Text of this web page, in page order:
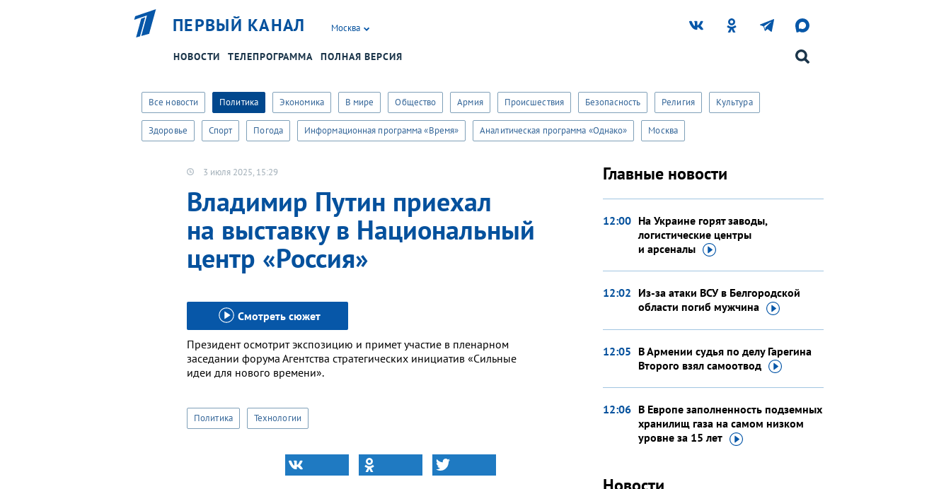
ПЕРВЫЙ КАНАЛ Москва
НОВОСТИ ТЕЛЕПРОГРАММА ПОЛНАЯ ВЕРСИЯ
Хотите получать уведомления от сайта «Первого канала»? Да Не сейчас
Все новости Политика Экономика В мире Общество Армия Происшествия Безопасность Религия Культура
Здоровье Спорт Погода Информационная программа «Время» Аналитическая программа «Однако» Москва
3 июля 2025, 15:29
Владимир Путин приехал
на выставку в Национальный
центр «Россия»
Смотреть сюжет
Президент осмотрит экспозицию и примет участие в пленарном
заседании форума Агентства стратегических инициатив «Сильные
идеи для нового времени».
Политика Технологии
Главные новости
12:00 На Украине горят заводы,
логистические центры
и арсеналы
12:02 Из-за атаки ВСУ в Белгородской
области погиб мужчина
12:05 В Армении судья по делу Гарегина
Второго взял самоотвод
12:06 В Европе заполненность подземных
хранилищ газа на самом низком
уровне за 15лет